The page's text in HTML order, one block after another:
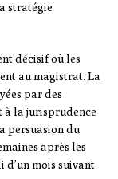
stratégie
décisif où les
au magistrat. La
par des
à la jurisprudence
persuasion du
après les
d’un mois suivant